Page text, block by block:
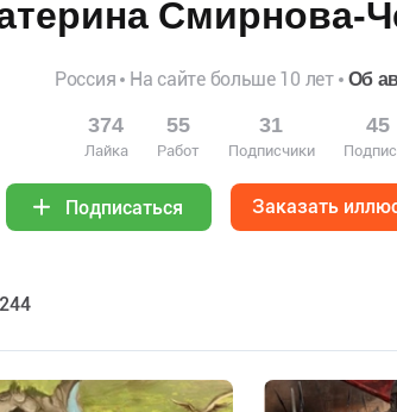
Смирнова-
Россия На сайте больше 10 лет Об
374
Лайка
55
Работ
31
Подписчики
45
Подписаться Заказать